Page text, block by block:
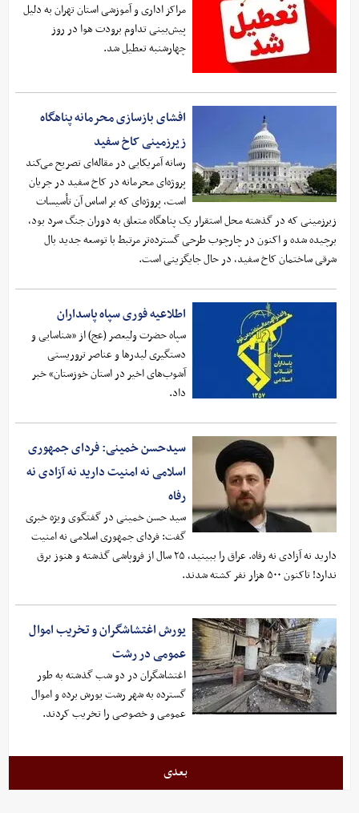
مراکز اداری و آموزشی استان تهران به دلیل
پیش‌بینی تداوم برودت هوا در روز
چهارشنبه تعطیل شد.
افشای بازسازی محرمانه پناهگاه
زیرزمینی کاخ سفید
رسانه آمریکایی در مقاله‌ای تصریح می‌کند
پروژه‌ای محرمانه در کاخ سفید در جریان
است، پروژه‌ای که بر اساس آن تأسیسات
زیرزمینی‌ که در گذشته محل استقرار یک پناهگاه متعلق به دوران جنگ سرد بود،
برچیده شده و اکنون در چارچوب طرحی گسترده‌تر مرتبط با توسعه جدید بال
شرقی ساختمان کاخ سفید، در حال جایگزینی است.
اطلاعیه فوری سپاه پاسداران
سپاه حضرت ولیعصر (عج) از «شناسایی و
دستگیری لیدرها و عناصر تروریستی
آشوب‌های اخیر در استان خوزستان» خبر
داد.
سیدحسن خمینی: فردای جمهوری
اسلامی نه امنیت دارید نه آزادی نه
رفاه
سید حسن خمینی در گفتگوی ویژه خبری
گفت: فردای جمهوری اسلامی نه امنیت
دارید نه آزادی نه رفاه. عراق را ببینید، ۲۵ سال از فروپاشی گذشته و هنوز برق
ندارد! تاکنون ۵۰۰ هزار نفر کشته شدند.
یورش اغتشاشگران و تخریب اموال
عمومی در رشت
اغتشاشگران در دو شب گذشته به طور
گسترده به شهر رشت یورش برده و اموال
عمومی و خصوصی را تخریب کردند.
بعدی